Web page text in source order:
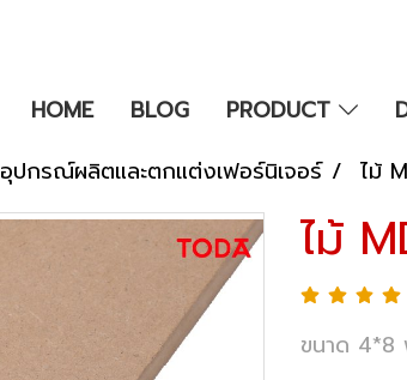
HOME BLOG PRODUCT
อุปกรณ์ผลิตและตกแต่งเฟอร์นิเจอร์ ไม้
ไม้
ขนาด 4*8